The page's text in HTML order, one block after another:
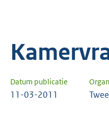
Datum publicatie
11-03-2011